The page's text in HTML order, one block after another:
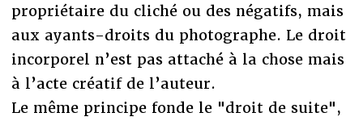
propriétaire du cliché ou des négatifs, mais
aux ayants-droits du photographe. Le droit
incorporel n’est pas attaché à la chose mais
à l’acte créatif de l’auteur.
Le même principe fonde le "droit de suite",